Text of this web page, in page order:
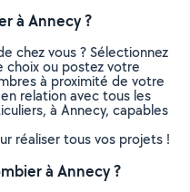
à Annecy ?
chez vous ? Sélectionnez
ou postez votre
à proximité de votre
relation avec tous les
à Annecy, capables
réaliser tous vos projets !
à Annecy ?